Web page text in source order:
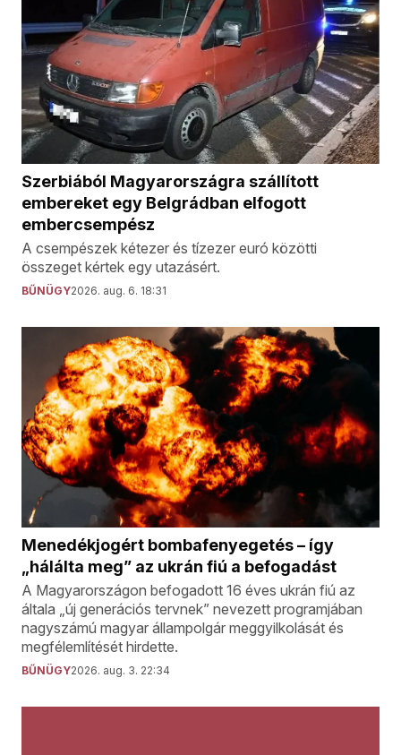
Szerbiából Magyarországra szállított
embereket egy Belgrádban elfogott
embercsempész
A csempészek kétezer és tízezer euró közötti
összeget kértek egy utazásért.
BŰNÜGY2026. aug. 6. 18:31
Menedékjogért bombafenyegetés – így
„hálálta meg” az ukrán fiú a befogadást
A Magyarországon befogadott 16 éves ukrán fiú az
általa „új generációs tervnek” nevezett programjában
nagyszámú magyar állampolgár meggyilkolását és
megfélemlítését hirdette.
BŰNÜGY2026. aug. 3. 22:34